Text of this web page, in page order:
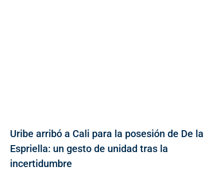
Uribe arribó a Cali para la posesión de De la
Espriella: un gesto de unidad tras la
incertidumbre